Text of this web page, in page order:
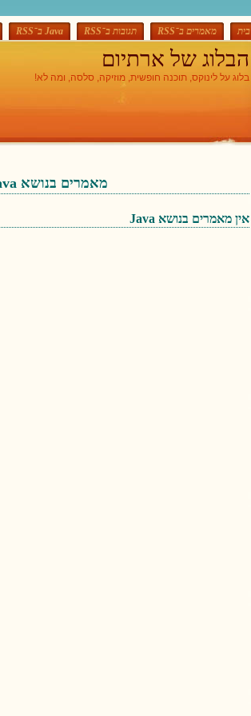
בית מאמרים ב־‏RSS‏ תגובות ב־RSS
הבלוג של ארתיום
בלוג על לינוקס, תוכנה חופשית, מוזיקה, סלסה, ומה לא!
מאמרים בנושא ‏Java‏.
אין מאמרים בנושא ‏Java‏